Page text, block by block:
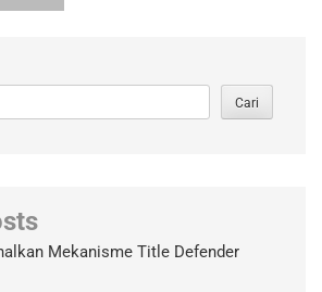
Cari
Mekanisme Title Defender